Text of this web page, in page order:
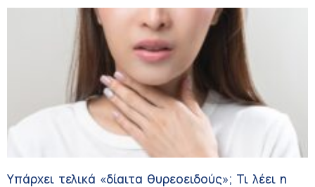
Υπάρχει τελικά «δίαιτα θυρεοειδούς»; Τι λέει η